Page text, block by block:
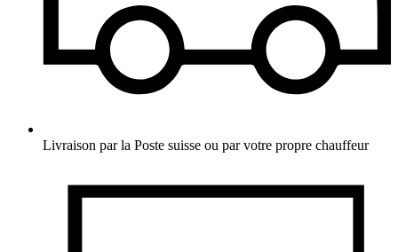
Livraison par la Poste suisse ou par votre propre chauffeur